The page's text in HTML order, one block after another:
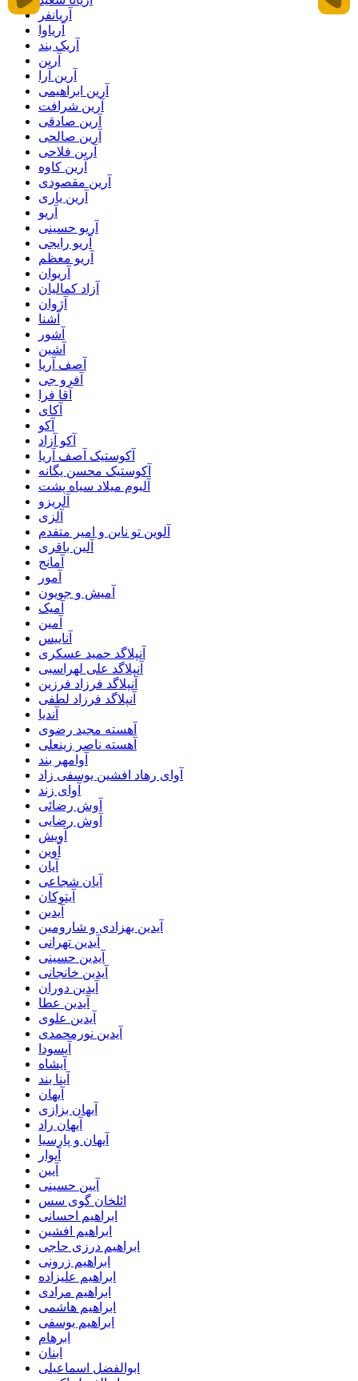
آریانفر
آریاوا
آریک بند
آرین
آرین آرا
آرین ابراهیمی
آرین شرافت
آرین صادقی
آرین صالحی
آرین فلاحی
آرین کاوه
آرین مقصودی
آرین یاری
آریو
آریو حسینی
آریو رایجی
آریو معظم
آریوان
آزاد کمالیان
آژوان
آشنا
آشور
آشین
آصف آریا
آفرو جی
آقا فرا
آکای
آکو
آکو آزاد
آکوستیک آصف آریا
آکوستیک محسن یگانه
آلبوم میلاد سیاه پشت
آلریزو
آلزی
آلوین تو ناین و امیر متفدم
آلین باقری
آمانج
آمور
آمیش و جویون
آمیک
آمین
آناییس
آنپلاگد حمید عسکری
آنپلاگد علی لهراسبی
آنپلاگد فرزاد فرزین
آنپلاگد فرزاد لطفی
آندیا
آهسته مجید رضوی
آهسته ناصر زینعلی
آوامهر بند
آوای رهاد افشین یوسفی زاد
آوای زند
آوش رضائی
آوش رضایی
آویش
آوین
آیان
آیان شجاعی
آیتوکان
آیدین
آیدین بهزادی و شارومین
آیدین تهرانی
آیدین حسینی
آیدین خانجانی
آیدین دوران
آیدین عطا
آیدین علوی
آیدین نورمحمدی
آیسودا
آیشاه
آینا بند
آیهان
آیهان بزازی
آیهان راد
آیهان و پارسیا
آیوار
آیین
آیین حسینی
ائلخان گوی سس
ابراهیم احسانی
ابراهیم افشین
ابراهیم درزی حاجی
ابراهیم زرونی
ابراهیم علیزاده
ابراهیم مرادی
ابراهیم هاشمی
ابراهیم یوسفی
ابرهام
ابنان
ابوالفضل اسماعیلی